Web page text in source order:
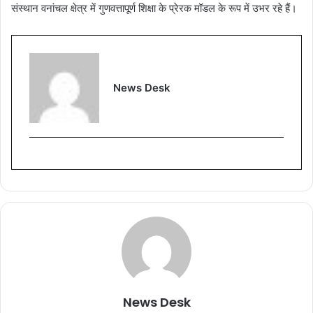
संस्थान वनांचल क्षेत्र में गुणवत्तापूर्ण शिक्षा के प्रेरक मॉडल के रूप में उभर रहे हैं।
News Desk
News Desk